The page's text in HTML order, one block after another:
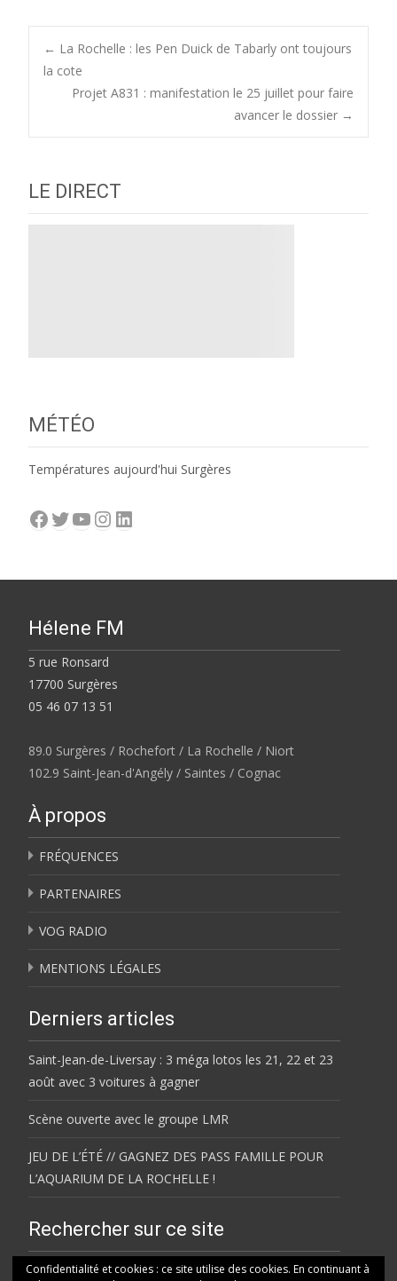
Post
navigation
← La Rochelle : les Pen Duick de Tabarly ont toujours
la cote
Projet A831 : manifestation le 25 juillet pour faire
avancer le dossier →
LE DIRECT
MÉTÉO
Températures aujourd'hui Surgères
Facebook
Twitter
YouTube
Instagram
LinkedIn
Hélene FM
5 rue Ronsard
17700 Surgères
05 46 07 13 51
89.0 Surgères / Rochefort / La Rochelle / Niort
102.9 Saint-Jean-d'Angély / Saintes / Cognac
À propos
FRÉQUENCES
PARTENAIRES
VOG RADIO
MENTIONS LÉGALES
Derniers articles
Saint-Jean-de-Liversay : 3 méga lotos les 21, 22 et 23
août avec 3 voitures à gagner
Scène ouverte avec le groupe LMR
JEU DE L’ÉTÉ // GAGNEZ DES PASS FAMILLE POUR
L’AQUARIUM DE LA ROCHELLE !
Rechercher sur ce site
Rechercher
Confidentialité et cookies : ce site utilise des cookies. En continuant à